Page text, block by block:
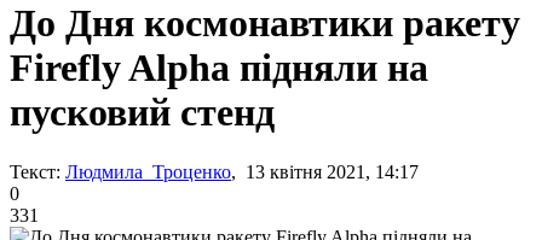
До Дня космонавтики ракету
Firefly Alpha підняли на
пусковий стенд
Текст: Людмила Троценко, 13 квітня 2021, 14:17
0
331